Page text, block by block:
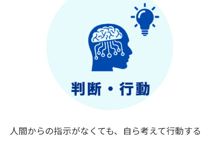
人間からの指示がなくても、自ら考えて行動する